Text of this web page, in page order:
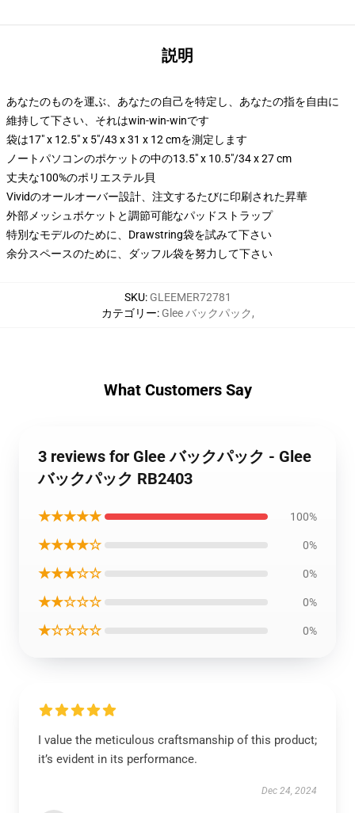
説明
あなたのものを運ぶ、あなたの自己を特定し、あなたの指を自由に
維持して下さい、それはwin-win-winです
袋は17" x 12.5" x 5"/43 x 31 x 12 cmを測定します
ノートパソコンのポケットの中の13.5" x 10.5"/34 x 27 cm
丈夫な100%のポリエステル貝
Vividのオールオーバー設計、注文するたびに印刷された昇華
外部メッシュポケットと調節可能なパッドストラップ
特別なモデルのために、Drawstring袋を試みて下さい
余分スペースのために、ダッフル袋を努力して下さい
SKU: GLEEMER72781
カテゴリー: Glee バックパック,
What Customers Say
3 reviews for Glee バックパック - Glee
バックパック RB2403
★★★★★ 100%
★★★★☆ 0%
★★★☆☆ 0%
★★☆☆☆ 0%
★☆☆☆☆ 0%
I value the meticulous craftsmanship of this product;
it’s evident in its performance.
Dec 24, 2024